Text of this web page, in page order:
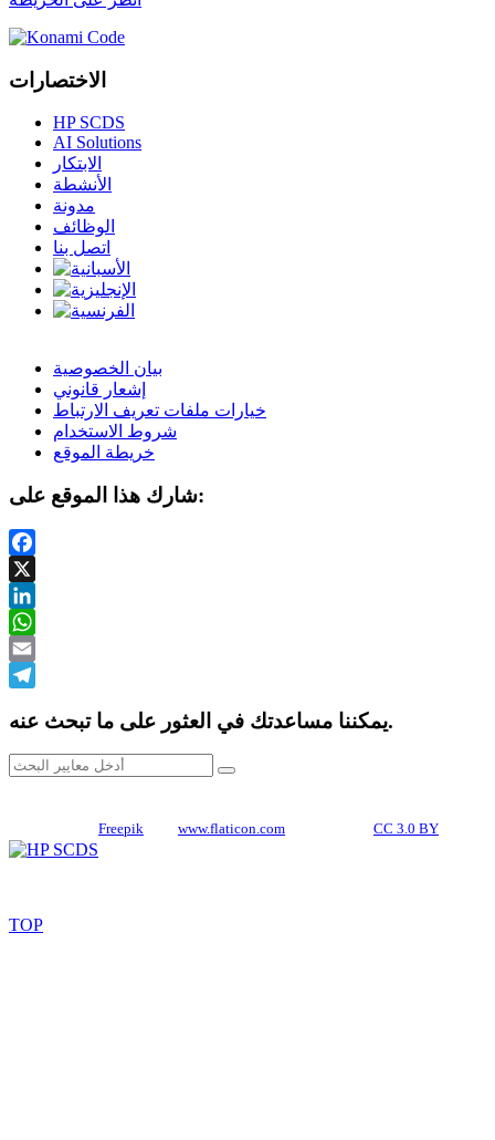
الاختصارات
HP SCDS
AI Solutions
الابتكار
الأنشطة
مدونة
الوظائف
اتصل بنا
بيان الخصوصية
إشعار قانوني
خيارات ملفات تعريف الارتباط
شروط الاستخدام
خريطة الموقع
شارك هذا الموقع على:
Facebook
X
LinkedIn
WhatsApp
Email
يمكننا مساعدتك في العثور على ما تبحث عنه.
Freepik www.flaticon.com CC 3.0 BY
TOP